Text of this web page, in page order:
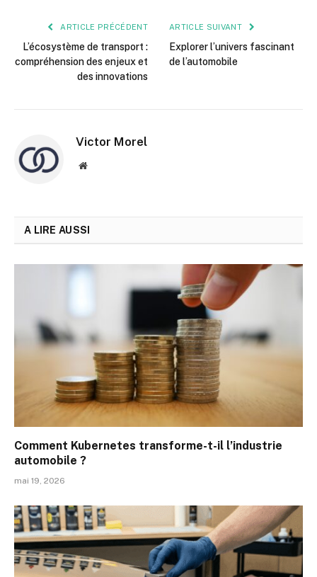
ARTICLE PRÉCÉDENT
L’écosystème de transport :
compréhension des enjeux et
des innovations
ARTICLE SUIVANT
Explorer l’univers fascinant
de l’automobile
Victor Morel
Site
A LIRE AUSSI
Comment Kubernetes transforme-t-il l’industrie
automobile ?
mai 19, 2026